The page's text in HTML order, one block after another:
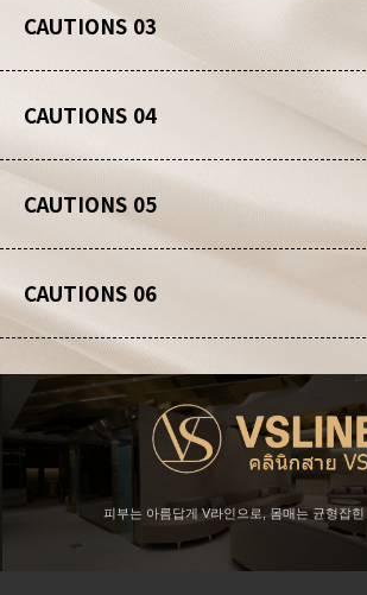
CAUTIONS 03
CAUTIONS 04
CAUTIONS 05
CAUTIONS 06
피부는 아름답게 V라인으로, 몸매는 균형잡힌